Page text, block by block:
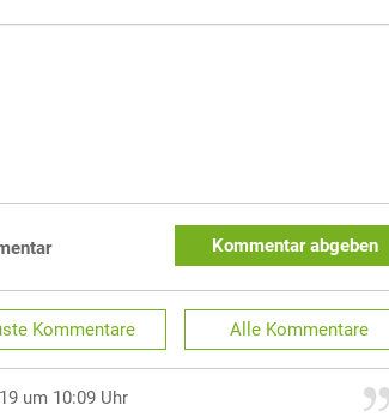
Kommentar abgeben
Kommentare Alle Kommentare
um 10:09 Uhr